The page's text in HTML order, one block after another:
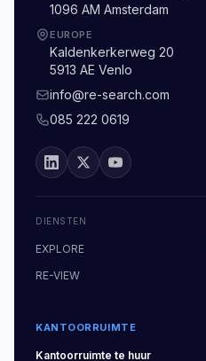
1096 AM Amsterdam
EUROPE
Kaldenkerkerweg 20
5913 AE Venlo
info@re-search.com
085 222 0619
DIENSTEN
EXPLORE
RE-VIEW
KANTOORRUIMTE
Kantoorruimte te huur